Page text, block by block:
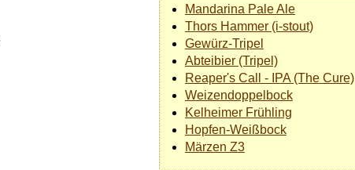
Mandarina Pale Ale
Thors Hammer (i-stout)
Gewürz-Tripel
Abteibier (Tripel)
Reaper's Call - IPA (The Cure)
Weizendoppelbock
Kelheimer Frühling
Hopfen-Weißbock
Märzen Z3